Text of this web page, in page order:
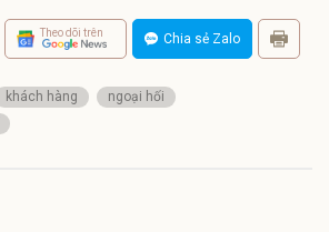
Theo dõi trên Chia sẻ Zalo
khách hàng
ngoại hối